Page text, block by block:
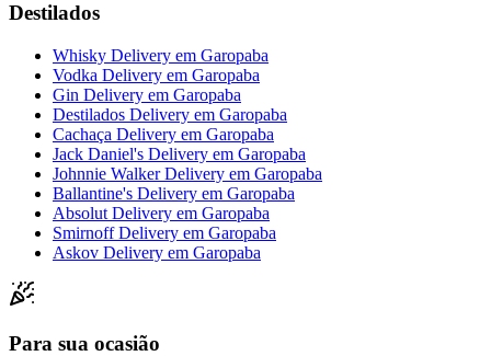
Destilados
Whisky Delivery em Garopaba
Vodka Delivery em Garopaba
Gin Delivery em Garopaba
Destilados Delivery em Garopaba
Cachaça Delivery em Garopaba
Jack Daniel's Delivery em Garopaba
Johnnie Walker Delivery em Garopaba
Ballantine's Delivery em Garopaba
Absolut Delivery em Garopaba
Smirnoff Delivery em Garopaba
Askov Delivery em Garopaba
Para sua ocasião